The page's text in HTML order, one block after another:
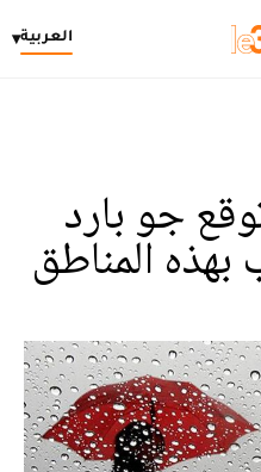
العربية▾
جو بارد
المناطق